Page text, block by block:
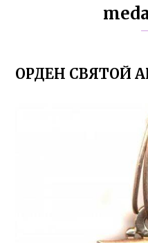
ОРДЕН СВЯТОЙ